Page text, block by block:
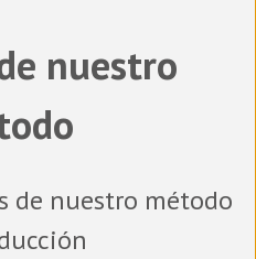
nuestro
de nuestro método